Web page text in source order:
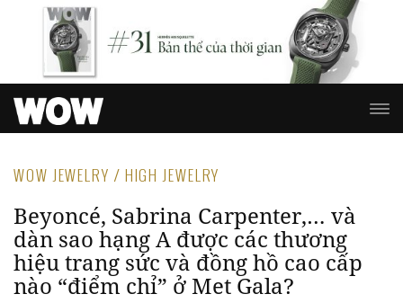
WOW JEWELRY / HIGH JEWELRY
Beyoncé, Sabrina Carpenter,… và
dàn sao hạng A được các thương
hiệu trang sức và đồng hồ cao cấp
nào “điểm chỉ” ở Met Gala?